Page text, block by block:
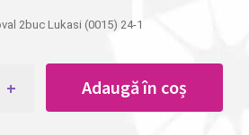
2buc Lukasi (0015) 24-1
Adaugă în coș